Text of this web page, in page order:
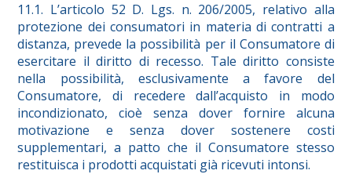
11.1. L’articolo 52 D. Lgs. n. 206/2005, relativo alla
protezione dei consumatori in materia di contratti a
distanza, prevede la possibilità per il Consumatore di
esercitare il diritto di recesso. Tale diritto consiste
nella possibilità, esclusivamente a favore del
Consumatore, di recedere dall’acquisto in modo
incondizionato, cioè senza dover fornire alcuna
motivazione e senza dover sostenere costi
supplementari, a patto che il Consumatore stesso
restituisca i prodotti acquistati già ricevuti intonsi.